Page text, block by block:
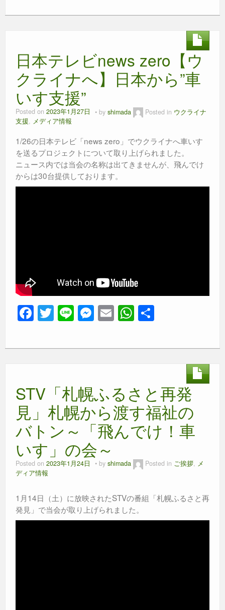
c
o
o
k
tt e ss
g
er
ailat
p
p
日本テレビnews zero【ウ
クライナへ】日本から”車
いす支援”
Posted on 2023年1月27日 by shimada Posted in ウクライナ
支援, メディア情報
1/26の日本テレビ「news zero」でウクライナへ車いす
を送るプロジェクトについて取り上げられました。
ニュース内では当会の名称は出てきませんが、飛んでけ
からは30台提供しております。
F
a
c
o
o
k
T
wi
tt
Li
n
e
M
e
ss
g
er
E
m
ail
W
h
at
p
p
STV「札幌ふるさと再発
見」札幌から渡す福祉の
バトン～「飛んでけ！車
いす」の会～
Posted on 2023年1月24日 by shimada Posted in ご挨拶, メ
ディア情報
1月14日（土）に放映されたSTVの番組「札幌ふるさと再
発見」で当会が取り上げられました。